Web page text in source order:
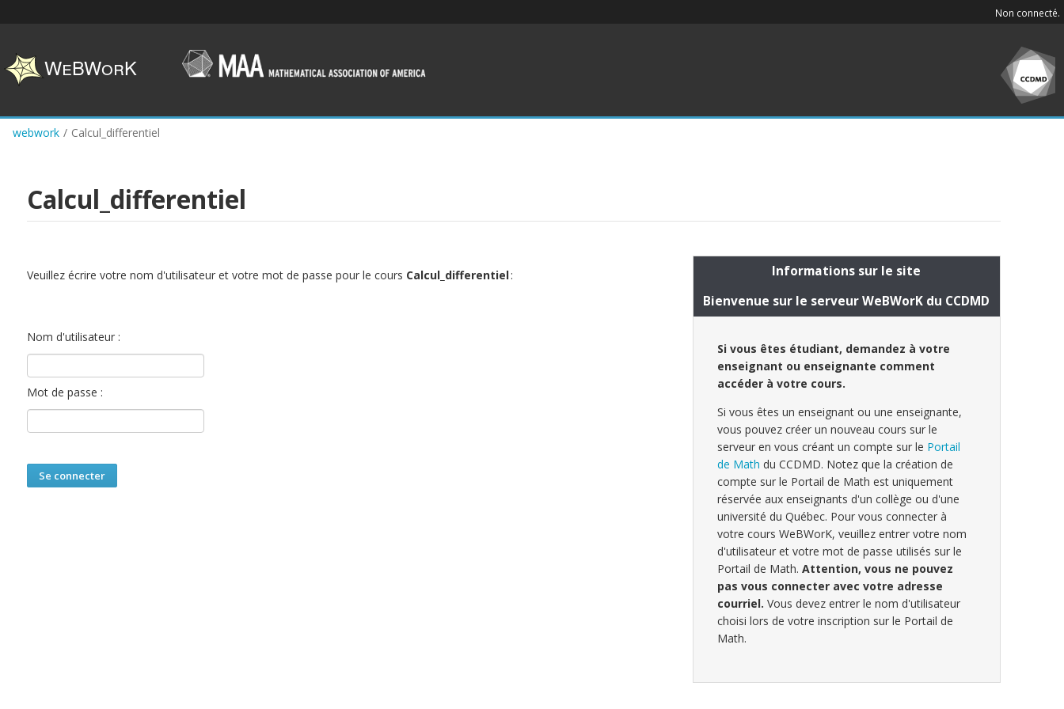
content
Non connecté.
webwork / Calcul_differentiel
Calcul_differentiel
Veuillez écrire votre nom d'utilisateur et votre mot de passe pour le cours Calcul_differentiel:
Nom d'utilisateur :
Mot de passe :
Informations sur le site
Bienvenue sur le serveur WeBWorK du CCDMD
Si vous êtes étudiant, demandez à votre
enseignant ou enseignante comment
accéder à votre cours.
Si vous êtes un enseignant ou une enseignante,
vous pouvez créer un nouveau cours sur le
serveur en vous créant un compte sur le Portail
de Math du CCDMD. Notez que la création de
compte sur le Portail de Math est uniquement
réservée aux enseignants d'un collège ou d'une
université du Québec. Pour vous connecter à
votre cours WeBWorK, veuillez entrer votre nom
d'utilisateur et votre mot de passe utilisés sur le
Portail de Math. Attention, vous ne pouvez
pas vous connecter avec votre adresse
courriel. Vous devez entrer le nom d'utilisateur
choisi lors de votre inscription sur le Portail de
Math.